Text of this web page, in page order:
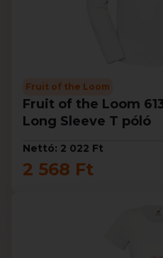
Fruit of the Loom
Fruit of the Loom
Long Sleeve T póló
Nettó: 2 022 Ft
2 568 Ft